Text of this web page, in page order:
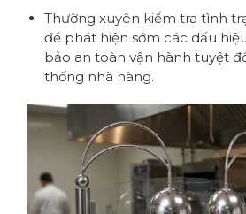
Thường xuyên kiểm tra tình
để phát hiện sớm các dấu
bảo an toàn vận hành tuyệt
thống nhà hàng.